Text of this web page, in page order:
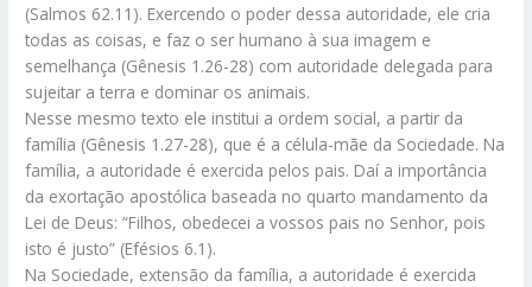
(Salmos 62.11). Exercendo o poder dessa autoridade, ele cria
todas as coisas, e faz o ser humano à sua imagem e
semelhança (Gênesis 1.26-28) com autoridade delegada para
sujeitar a terra e dominar os animais.
Nesse mesmo texto ele institui a ordem social, a partir da
família (Gênesis 1.27-28), que é a célula-mãe da Sociedade. Na
família, a autoridade é exercida pelos pais. Daí a importância
da exortação apostólica baseada no quarto mandamento da
Lei de Deus: “Filhos, obedecei a vossos pais no Senhor, pois
isto é justo” (Efésios 6.1).
Na Sociedade, extensão da família, a autoridade é exercida